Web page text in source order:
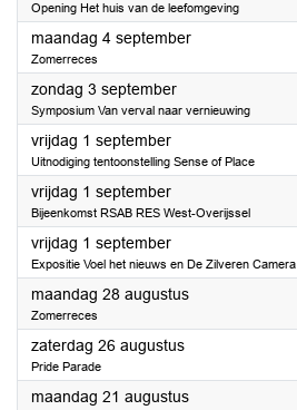
Opening Het huis van de leefomgeving
maandag 4 september2023
Zomerreces
zondag 3 september2023
Symposium Van verval naar vernieuwing
vrijdag 1 september2023
Uitnodiging tentoonstelling Sense of Place
vrijdag 1 september2023
Bijeenkomst RSAB RES West-Overijssel
vrijdag 1 september2023
Expositie Voel het nieuws en De Zilveren Camera
maandag 28 augustus2023
Zomerreces
zaterdag 26 augustus2023
Pride Parade
maandag 21 augustus2023